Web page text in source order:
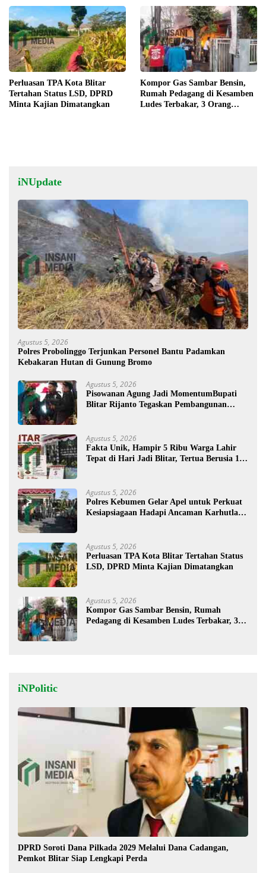
Perluasan TPA Kota Blitar
Tertahan Status LSD, DPRD
Minta Kajian Dimatangkan
Kompor Gas Sambar Bensin,
Rumah Pedagang di Kesamben
Ludes Terbakar, 3 Orang
iNUpdate
Agustus 5, 2026
Polres Probolinggo Terjunkan Personel Bantu Padamkan
Kebakaran Hutan di Gunung Bromo
Agustus 5, 2026
Pisowanan Agung Jadi MomentumBupati
Blitar Rijanto Tegaskan Pembangunan
Agustus 5, 2026
Fakta Unik, Hampir 5 Ribu Warga Lahir
Tepat di Hari Jadi Blitar, Tertua Berusia 108
Agustus 5, 2026
Polres Kebumen Gelar Apel untuk Perkuat
Kesiapsiagaan Hadapi Ancaman Karhutla di
Agustus 5, 2026
Perluasan TPA Kota Blitar Tertahan Status
LSD, DPRD Minta Kajian Dimatangkan
Agustus 5, 2026
Kompor Gas Sambar Bensin, Rumah
Pedagang di Kesamben Ludes Terbakar, 3
iNPolitic
DPRD Soroti Dana Pilkada 2029 Melalui Dana Cadangan,
Pemkot Blitar Siap Lengkapi Perda